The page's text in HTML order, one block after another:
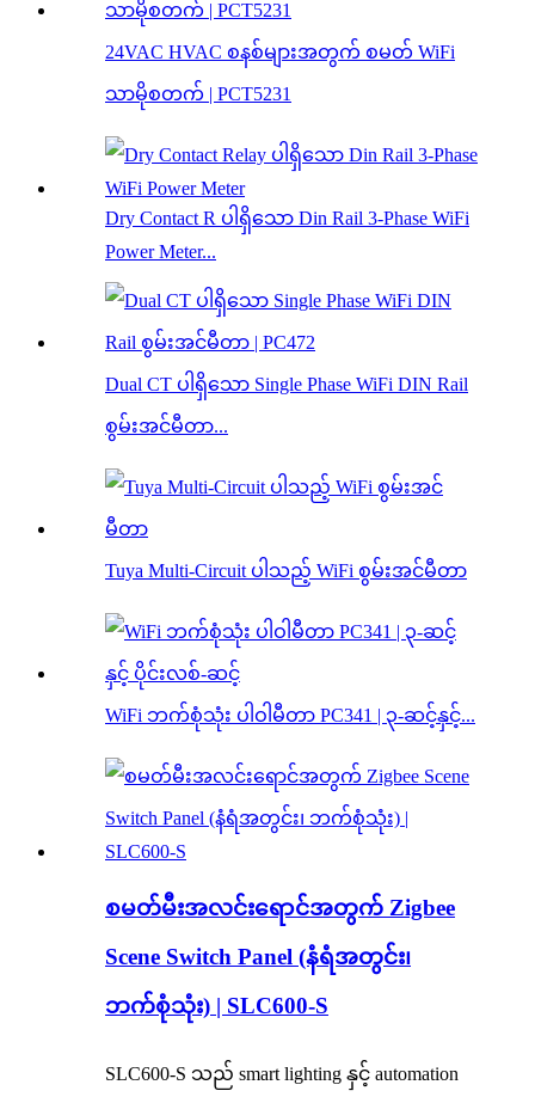
24VAC HVAC စနစ်များအတွက် စမတ် WiFi
သာမိုစတက် | PCT5231
Dry Contact R ပါရှိသော Din Rail 3-Phase WiFi
Power Meter...
Dual CT ပါရှိသော Single Phase WiFi DIN Rail
စွမ်းအင်မီတာ...
Tuya Multi-Circuit ပါသည့် WiFi စွမ်းအင်မီတာ
WiFi ဘက်စုံသုံး ပါဝါမီတာ PC341 | ၃-ဆင့်နှင့်...
စမတ်မီးအလင်းရောင်အတွက် Zigbee
Scene Switch Panel (နံရံအတွင်း၊
ဘက်စုံသုံး) | SLC600-S
SLC600-S သည် smart lighting နှင့် automation